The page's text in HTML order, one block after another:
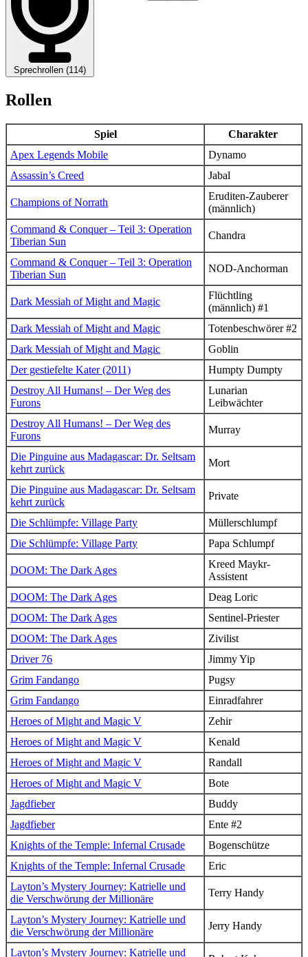
Sprechrollen (114)
Rollen
Spiel
Charakter
Apex Legends Mobile
Dynamo
Assassin’s Creed
Jabal
Champions of Norrath
Eruditen-Zauberer
(männlich)
Command & Conquer – Teil 3: Operation
Tiberian Sun
Chandra
Command & Conquer – Teil 3: Operation
Tiberian Sun
NOD-Anchorman
Dark Messiah of Might and Magic
Flüchtling
(männlich) #1
Dark Messiah of Might and Magic
Totenbeschwörer #2
Dark Messiah of Might and Magic
Goblin
Der gestiefelte Kater (2011)
Humpty Dumpty
Destroy All Humans! – Der Weg des
Furons
Lunarian
Leibwächter
Destroy All Humans! – Der Weg des
Furons
Murray
Die Pinguine aus Madagascar: Dr. Seltsam
kehrt zurück
Mort
Die Pinguine aus Madagascar: Dr. Seltsam
kehrt zurück
Private
Die Schlümpfe: Village Party
Müllerschlumpf
Die Schlümpfe: Village Party
Papa Schlumpf
DOOM: The Dark Ages
Kreed Maykr-
Assistent
DOOM: The Dark Ages
Deag Loric
DOOM: The Dark Ages
Sentinel-Priester
DOOM: The Dark Ages
Zivilist
Driver 76
Jimmy Yip
Grim Fandango
Pugsy
Grim Fandango
Einradfahrer
Heroes of Might and Magic V
Zehir
Heroes of Might and Magic V
Kenald
Heroes of Might and Magic V
Randall
Heroes of Might and Magic V
Bote
Jagdfieber
Buddy
Jagdfieber
Ente #2
Knights of the Temple: Infernal Crusade
Bogenschütze
Knights of the Temple: Infernal Crusade
Eric
Layton’s Mystery Journey: Katrielle und
die Verschwörung der Millionäre
Terry Handy
Layton’s Mystery Journey: Katrielle und
die Verschwörung der Millionäre
Jerry Handy
Layton’s Mystery Journey: Katrielle und